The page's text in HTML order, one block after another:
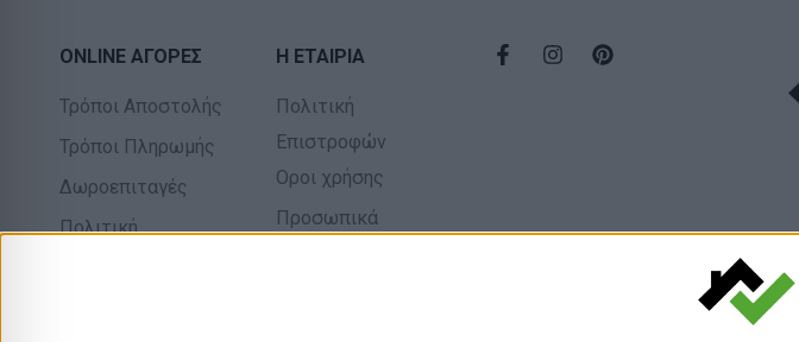
ONLINE ΑΓΟΡΕΣ
Τρόποι Αποστολής
Τρόποι Πληρωμής
Δωροεπιταγές
Πολιτική
Η ΕΤΑΙΡΙΑ
Πολιτική
Επιστροφών
Οροι χρήσης
Προσωπικά